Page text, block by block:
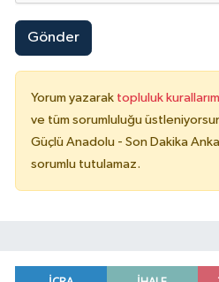
Gönder
Yorum yazarak topluluk
ve tüm sorumluluğu
Güçlü Anadolu - Son Dakika
sorumlu tutulamaz.